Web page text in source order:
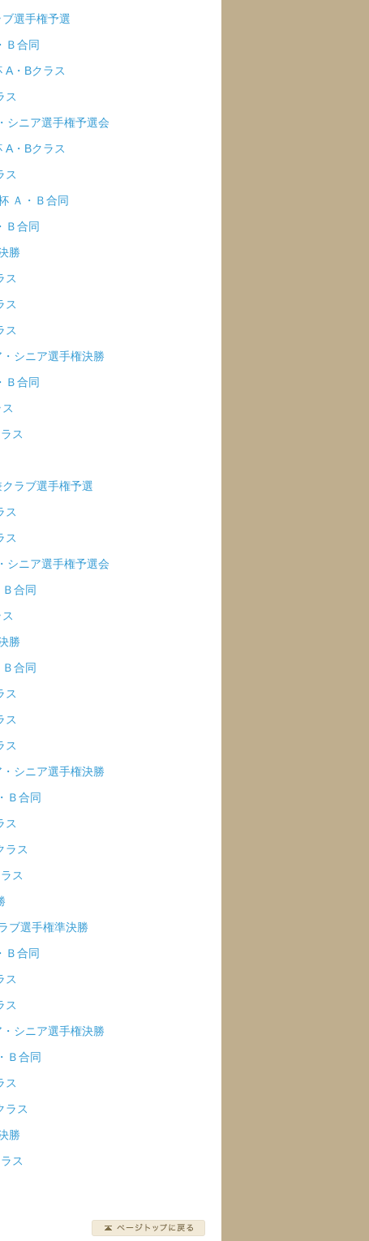
選手権予選
Ｂ合同
・Bクラス
ス
ニア選手権予選会
A・Bクラス
ス
Ａ・Ｂ合同
Ｂ合同
勝
ス
ス
ス
シニア選手権決勝
Ｂ合同
ス
ラブ選手権予選
ス
ス
ニア選手権予選会
合同
勝
合同
ス
ス
ス
シニア選手権決勝
Ｂ合同
ス
ラス
ス
ブ選手権準決勝
Ｂ合同
ス
ス
シニア選手権決勝
Ｂ合同
ス
ラス
勝
ス